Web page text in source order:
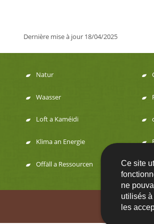
Ce site
ne
utilisés
les
Dernière mise à jour 18/04/2025
Menu
de
navigation
Natur
Waasser
Loft a Kaméidi
Klima an Energie
Offäll a Ressourcen